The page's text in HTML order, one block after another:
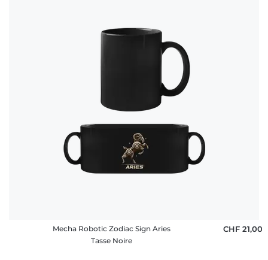
Mecha Robotic Zodiac Sign Aries
Tasse Noire
CHF 21,00